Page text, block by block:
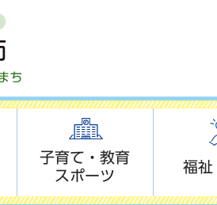
子育て・教育
スポーツ
福祉